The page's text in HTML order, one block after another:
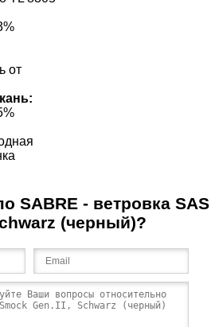
от
SABRE - ветровка SAS
(черный)?